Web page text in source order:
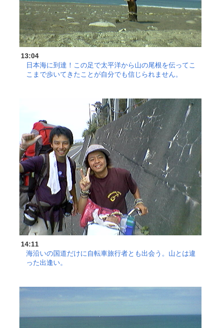
13:04
日本海に到達！この足で太平洋から山の尾根を伝ってこ
こまで歩いてきたことが自分でも信じられません。
14:11
海沿いの国道だけに自転車旅行者とも出会う。山とは違
った出逢い。